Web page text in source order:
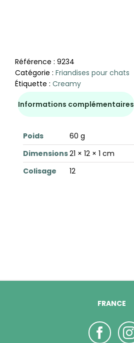
Référence : 9234
Catégorie : Friandises pour chats
Étiquette : Creamy
Informations complémentaires
Poids
60 g
Dimensions21 × 12 × 1 cm
Colisage
12
FRANCE